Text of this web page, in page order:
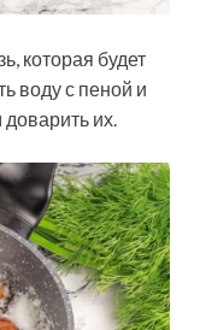
которая будет
воду с пеной и
доварить их.